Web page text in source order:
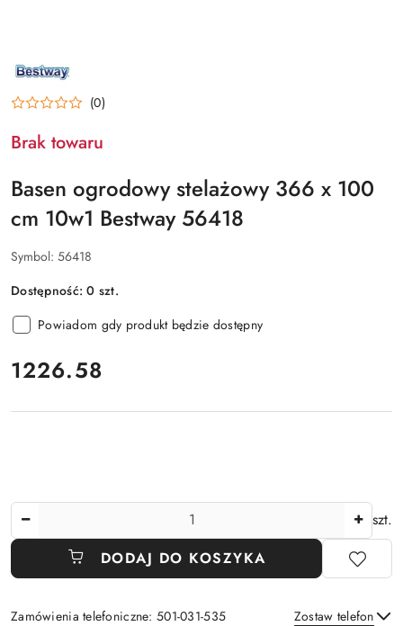
NAZWA
PRODUCENTA:
(0)
Brak towaru
Basen ogrodowy stelażowy 366 x 100
cm 10w1 Bestway 56418
Symbol: 56418
Dostępność:0 szt.
Powiadom gdy produkt będzie dostępny
cena:
1226.58
szt.
DODAJ DO KOSZYKA
Zamówienia telefoniczne: 501-031-535 Zostaw telefon